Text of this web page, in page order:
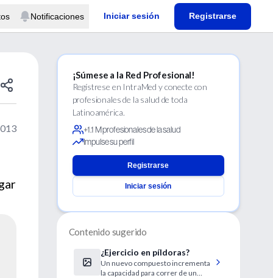
Notificaciones Iniciar sesión Registrarse
¡Súmese a la Red Profesional!
Regístrese en IntraMed y conecte con
profesionales de la salud de toda
Latinoamérica.
+1.1 M profesionales de la salud
Impulse su perfil
Registrarse
Iniciar sesión
Contenido sugerido
¿Ejercicio en píldoras?
Un nuevo compuesto incrementa
la capacidad para correr de un